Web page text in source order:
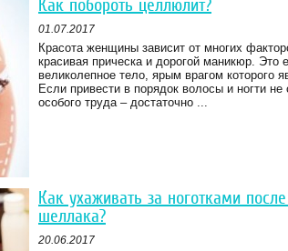
Как побороть целлюлит?
01.07.2017
Красота женщины зависит от многих
красивая прическа и дорогой маникюр. Это
великолепное тело, ярым врагом которого
Если привести в порядок волосы и ногти не
особого труда – достаточно ...
Как ухаживать за ноготками
шеллака?
20.06.2017